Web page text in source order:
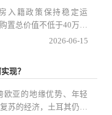
移民则直接授予公民身
的优势。
入籍政策保持稳定运
置总价值不低于40万美
年即可申请公民身份，
的替代方案。本文将全
两种入籍途径的成本差
要注意的关键事项，帮
与流程准备。
2026-06-15
现？
欧亚的地缘优势、年轻
苏的经济，土耳其仍是